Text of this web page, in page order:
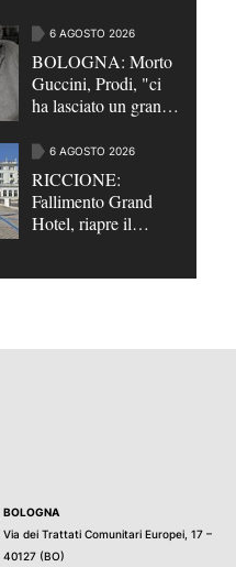
6 AGOSTO 2026
BOLOGNA: Morto
Guccini, Prodi, "ci
ha lasciato un grande
6 AGOSTO 2026
RICCIONE:
Fallimento Grand
Hotel, riapre il
BOLOGNA
Via dei Trattati Comunitari Europei, 17 –
40127 (BO)